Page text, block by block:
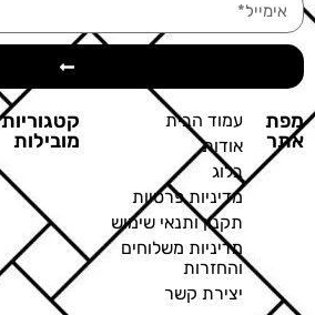
מפת
אתר
עמוד הבית
אודות
בלוג
מדיניות פרטיות
תקנון ותנאי שימוש
מדיניות משלוחים
והחזרות
יצירת קשר
קטגוריות
מובילות